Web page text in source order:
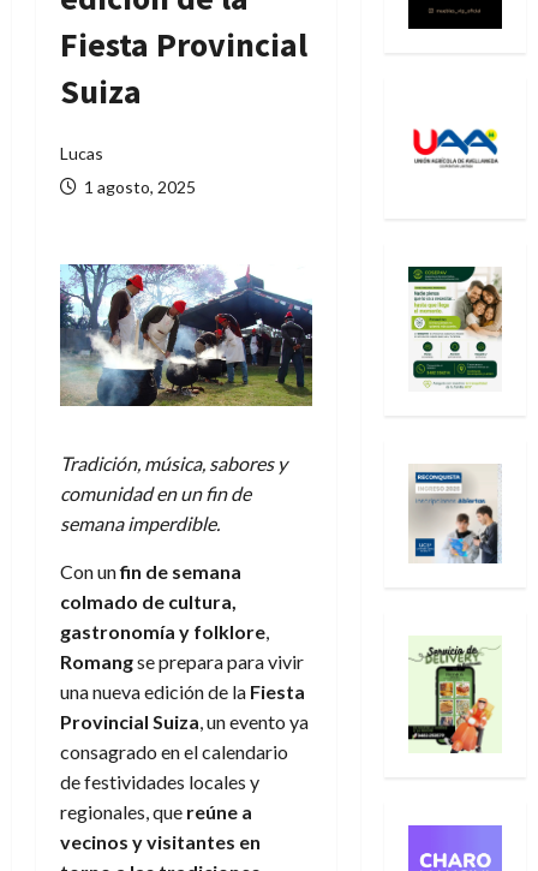
Fiesta Provincial
Suiza
Lucas
1 agosto, 2025
Tradición, música, sabores y
comunidad en un fin de
semana imperdible.
Con unfin de semana
colmado de cultura,
gastronomía y folklore,
Romangse prepara para vivir
una nueva edición de la Fiesta
Provincial Suiza, un evento ya
consagrado en el calendario
de festividades locales y
regionales, que reúne a
vecinos y visitantes en